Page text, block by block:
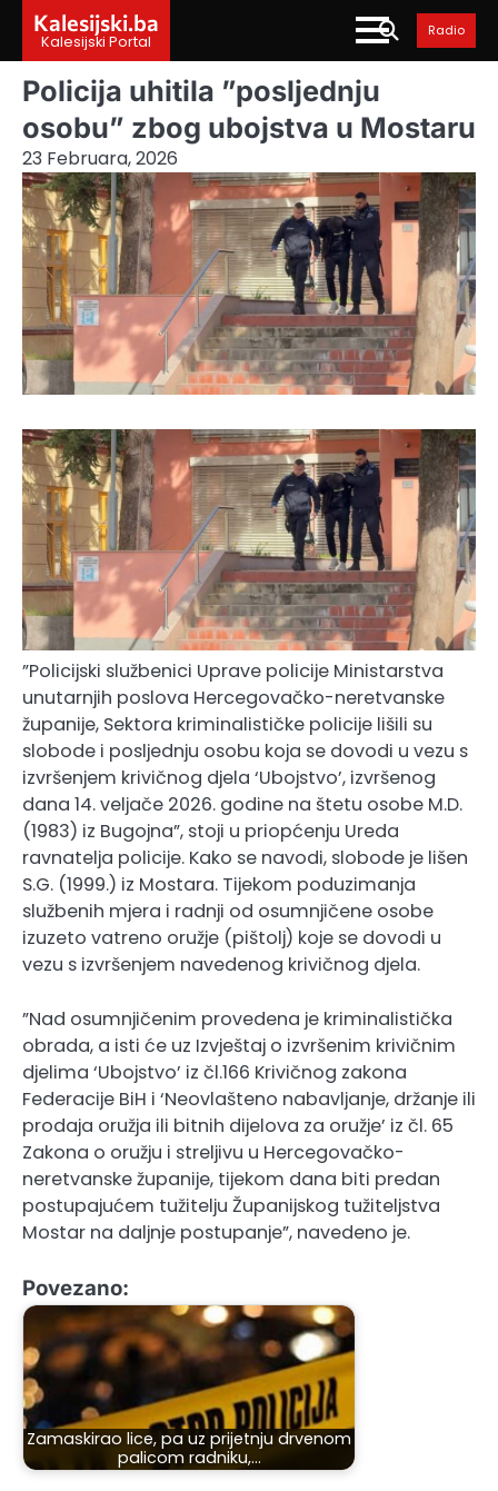
content
Kalesijski.ba
Kalesijski Portal
Radio
Policija uhitila ”posljednju
osobu” zbog ubojstva u Mostaru
23 Februara, 2026
”Policijski službenici Uprave policije Ministarstva
unutarnjih poslova Hercegovačko-neretvanske
županije, Sektora kriminalističke policije lišili su
slobode i posljednju osobu koja se dovodi u vezu s
izvršenjem krivičnog djela ‘Ubojstvo’, izvršenog
dana 14. veljače 2026. godine na štetu osobe M.D.
(1983) iz Bugojna”, stoji u priopćenju Ureda
ravnatelja policije. Kako se navodi, slobode je lišen
S.G. (1999.) iz Mostara. Tijekom poduzimanja
službenih mjera i radnji od osumnjičene osobe
izuzeto vatreno oružje (pištolj) koje se dovodi u
vezu s izvršenjem navedenog krivičnog djela.
”Nad osumnjičenim provedena je kriminalistička
obrada, a isti će uz Izvještaj o izvršenim krivičnim
djelima ‘Ubojstvo’ iz čl.166 Krivičnog zakona
Federacije BiH i ‘Neovlašteno nabavljanje, držanje ili
prodaja oružja ili bitnih dijelova za oružje’ iz čl. 65
Zakona o oružju i streljivu u Hercegovačko-
neretvanske županije, tijekom dana biti predan
postupajućem tužitelju Županijskog tužiteljstva
Mostar na daljnje postupanje”, navedeno je.
Povezano:
Zamaskirao lice, pa uz prijetnju drvenom
palicom radniku,…